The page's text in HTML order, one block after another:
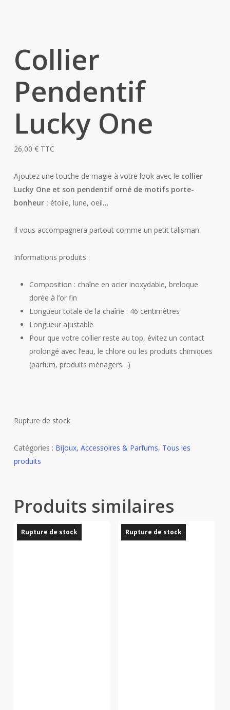
Collier
Pendentif
Lucky One
26,00 € TTC
Ajoutez une touche de magie à votre look avec le collier
Lucky One et son pendentif orné de motifs porte-
bonheur : étoile, lune, oeil…
Il vous accompagnera partout comme un petit talisman.
Informations produits :
Composition : chaîne en acier inoxydable, breloque
dorée à l’or fin
Longueur totale de la chaîne : 46 centimètres
Longueur ajustable
Pour que votre collier reste au top, évitez un contact
prolongé avec l’eau, le chlore ou les produits chimiques
(parfum, produits ménagers…)
Rupture de stock
Catégories : Bijoux, Accessoires & Parfums, Tous les
produits
Produits similaires
Rupture de stock Rupture de stock